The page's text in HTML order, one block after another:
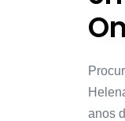
anos